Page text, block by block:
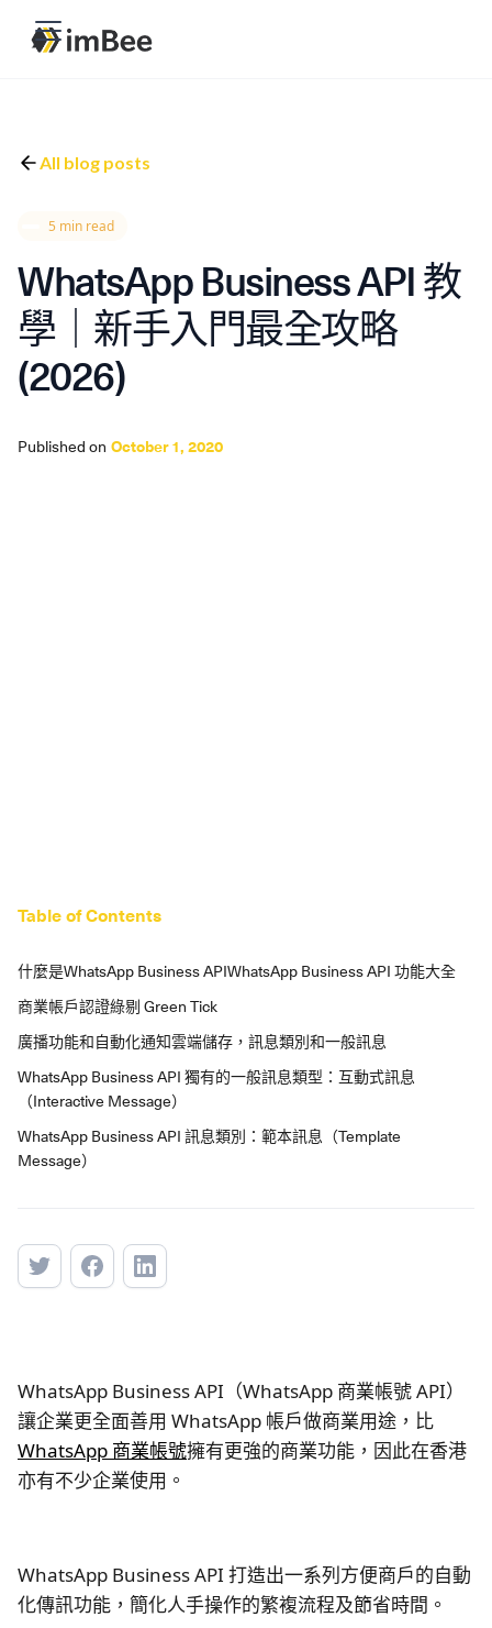
All blog posts
5 min read
WhatsApp Business API 教
學｜新手入門最全攻略
(2026)
Published on October 1, 2020
Table of Contents
什麼是WhatsApp Business APIWhatsApp Business API 功能大全
商業帳戶認證綠剔 Green Tick
廣播功能和自動化通知雲端儲存，訊息類別和一般訊息
WhatsApp Business API 獨有的一般訊息類型：互動式訊息
（Interactive Message）
WhatsApp Business API 訊息類別：範本訊息（Template
Message）
WhatsApp Business API（WhatsApp 商業帳號 API）
讓企業更全面善用 WhatsApp 帳戶做商業用途，比
WhatsApp 商業帳號擁有更強的商業功能，因此在香港
亦有不少企業使用。
WhatsApp Business API 打造出一系列方便商戶的自動
化傳訊功能，簡化人手操作的繁複流程及節省時間。